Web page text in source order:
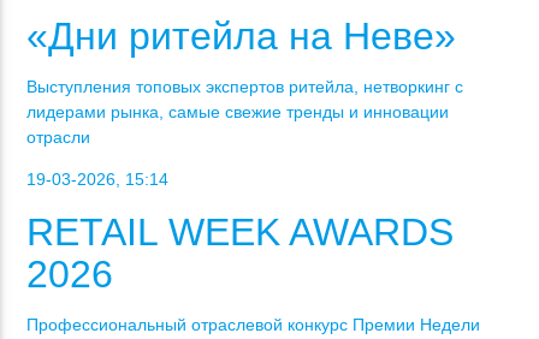
«Дни ритейла на Неве»
Выступления топовых экспертов ритейла, нетворкинг с
лидерами рынка, самые свежие тренды и инновации
отрасли
19-03-2026, 15:14
RETAIL WEEK AWARDS
2026
Профессиональный отраслевой конкурс Премии Недели